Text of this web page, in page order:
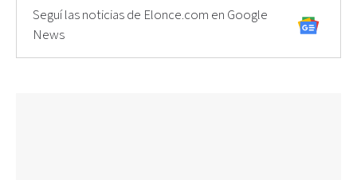
Seguí las noticias de Elonce.com en Google
News